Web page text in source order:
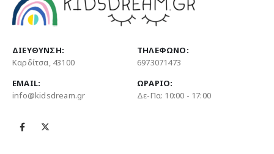
ΔΙΕΎΘΥΝΣΗ:
Καρδίτσα, 43100
ΤΗΛΈΦΩΝΟ:
6973071473
EMAIL:
info@kidsdream.gr
ΩΡΆΡΙΟ:
Δε-Πα: 10:00 - 17:00